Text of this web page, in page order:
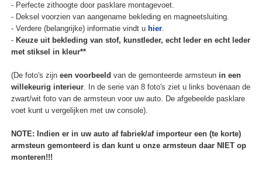
- Perfecte zithoogte door pasklare montagevoet.
- Deksel voorzien van aangename bekleding en magneetsluiting.
- Verdere (belangrijke) informatie vindt u hier.
- Keuze uit bekleding van stof, kunstleder, echt leder en echt leder
met stiksel in kleur**
(De foto's zijn een voorbeeld van de gemonteerde armsteun in een
willekeurig interieur. In de serie van 8 foto's ziet u links bovenaan de
zwart/wit foto van de armsteun voor uw auto. De afgebeelde pasklare
voet kunt u vergelijken met uw console).
NOTE: Indien er in uw auto af fabriek/af importeur een (te korte)
armsteun gemonteerd is dan kunt u onze armsteun daar NIET op
monteren!!!